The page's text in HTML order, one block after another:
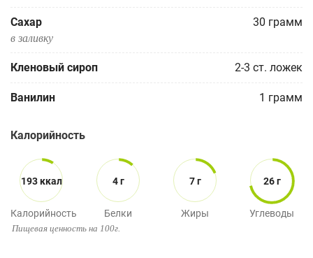
Сахар 30 грамм
в заливку
Кленовый сироп 2-3 ст. ложек
Ванилин 1 грамм
Калорийность
193 ккал
Калорийность
4 г
Белки
7 г
Жиры
26 г
Углеводы
Пищевая ценность на 100г.